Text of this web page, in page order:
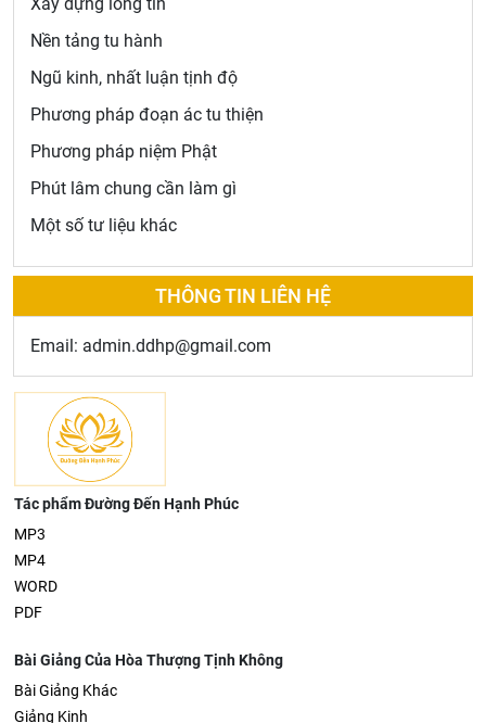
Nền tảng tu hành
Ngũ kinh, nhất luận tịnh độ
Phương pháp đoạn ác tu thiện
Phương pháp niệm Phật
Phút lâm chung cần làm gì
Một số tư liệu khác
THÔNG TIN LIÊN HỆ
Email: admin.ddhp@gmail.com
Tác phẩm Đường Đến Hạnh Phúc
MP3
MP4
WORD
PDF
Bài Giảng Của Hòa Thượng Tịnh Không
Bài Giảng Khác
Giảng Kinh